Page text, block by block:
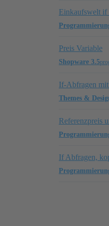
Einkaufswelt if
Preis Variable
Shopware 3.5
If-Abfragen
Themes &
Referenzpreis
If Abfragen,